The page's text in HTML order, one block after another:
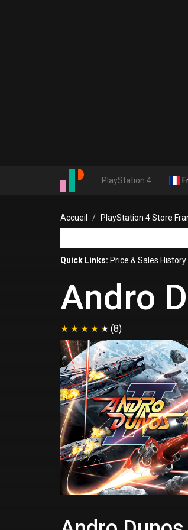
PlayStation 4
Accueil PlayStation 4 Store
Quick Links: Price & Sales
Andro
(8)